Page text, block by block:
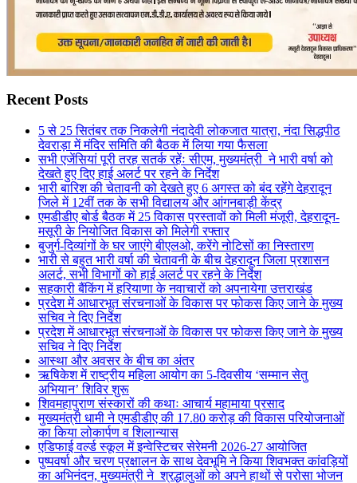
Recent Posts
5 से 25 सितंबर तक निकलेगी नंदादेवी लोकजात यात्रा, नंदा सिद्धपीठ
देवराड़ा में मंदिर समिति की बैठक में लिया गया फैसला
सभी एजेंसियां पूरी तरह सतर्क रहेंः सीएम, मुख्यमंत्री ने भारी वर्षा को
देखते हुए दिए हाई अलर्ट पर रहने के निर्देश
भारी बारिश की चेतावनी को देखते हुए 6 अगस्त को बंद रहेंगे देहरादून
जिले में 12वीं तक के सभी विद्यालय और आंगनबाड़ी केंद्र
एमडीडीए बोर्ड बैठक में 25 विकास प्रस्तावों को मिली मंजूरी, देहरादून-
मसूरी के नियोजित विकास को मिलेगी रफ्तार
बुजुर्ग-दिव्यांगों के घर जाएंगे बीएलओ, करेंगे नोटिसों का निस्तारण
भारी से बहुत भारी वर्षा की चेतावनी के बीच देहरादून जिला प्रशासन
अलर्ट, सभी विभागों को हाई अलर्ट पर रहने के निर्देश
सहकारी बैंकिंग में हरियाणा के नवाचारों को अपनायेगा उत्तराखंड
प्रदेश में आधारभूत संरचनाओं के विकास पर फोकस किए जाने के मुख्य
सचिव ने दिए निर्देश
प्रदेश में आधारभूत संरचनाओं के विकास पर फोकस किए जाने के मुख्य
सचिव ने दिए निर्देश
आस्था और अवसर के बीच का अंतर
ऋषिकेश में राष्ट्रीय महिला आयोग का 5-दिवसीय ‘सम्मान सेतु
अभियान’ शिविर शुरू
शिवमहापुराण संस्कारों की कथाः आचार्य महामाया प्रसाद
मुख्यमंत्री धामी ने एमडीडीए की 17.80 करोड़ की विकास परियोजनाओं
का किया लोकार्पण व शिलान्यास
एडिफाई वर्ल्ड स्कूल में इन्वेस्टिचर सेरेमनी 2026-27 आयोजित
पुष्पवर्षा और चरण प्रक्षालन के साथ देवभूमि ने किया शिवभक्त कांवड़ियों
का अभिनंदन, मुख्यमंत्री ने श्रद्धालुओं को अपने हाथों से परोसा भोजन